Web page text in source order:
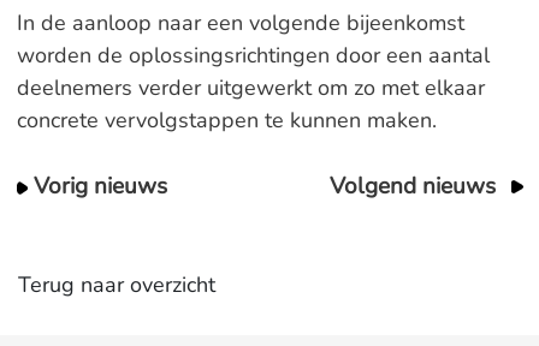
In de aanloop naar een volgende bijeenkomst
worden de oplossingsrichtingen door een aantal
deelnemers verder uitgewerkt om zo met elkaar
concrete vervolgstappen te kunnen maken.
Vorig nieuws Volgend nieuws
Terug naar overzicht